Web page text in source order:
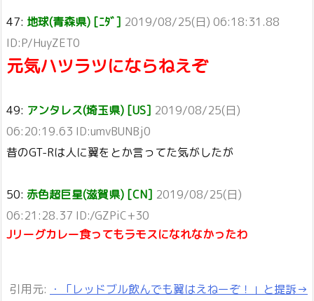
47: 地球(青森県) [ﾆﾀﾞ] 2019/08/25(日) 06:18:31.88
ID:P/HuyZET0
元気ハツラツにならねえぞ
49: アンタレス(埼玉県) [US] 2019/08/25(日)
06:20:19.63 ID:umvBUNBj0
昔のGT-Rは人に翼をとか言ってた気がしたが
50: 赤色超巨星(滋賀県) [CN] 2019/08/25(日)
06:21:28.37 ID:/GZPiC+30
Jリーグカレー食ってもラモスになれなかったわ
引用元: ・「レッドブル飲んでも翼はえねーぞ！」と提訴→